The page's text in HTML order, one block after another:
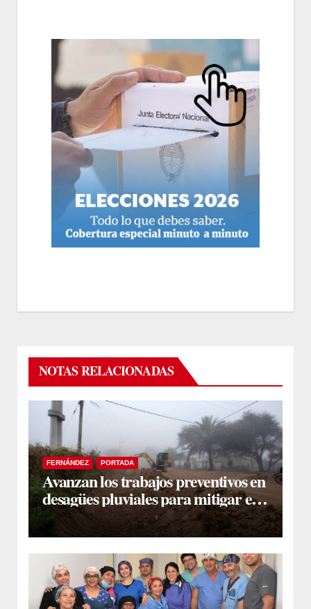
NOTAS RELACIONADAS
FERNÁNDEZ PORTADA
Avanzan los trabajos preventivos en
desagües pluviales para mitigar el
impacto de la temporada de lluvias